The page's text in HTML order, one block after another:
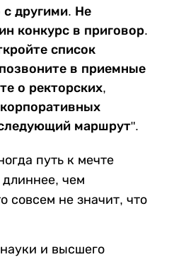
с другими. Не
конкурс в приговор.
список
в приемные
о ректорских,
маршрут".
путь к мечте
длиннее, чем
совсем не значит, что
и высшего